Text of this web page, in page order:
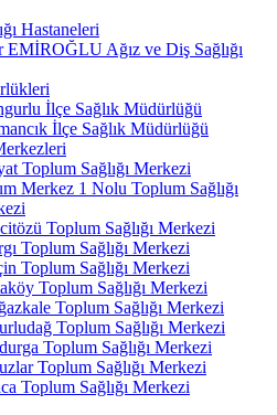
Hastaneleri
EMİROĞLU Ağız ve Diş Sağlığı
İlçe Sağlık Müdürlüğü
İlçe Sağlık Müdürlüğü
Toplum Sağlığı Merkezi
Merkez 1 Nolu Toplum Sağlığı
Toplum Sağlığı Merkezi
Toplum Sağlığı Merkezi
Toplum Sağlığı Merkezi
Toplum Sağlığı Merkezi
Toplum Sağlığı Merkezi
Toplum Sağlığı Merkezi
Toplum Sağlığı Merkezi
Toplum Sağlığı Merkezi
Toplum Sağlığı Merkezi